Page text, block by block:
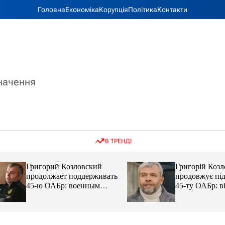
ГоловнаЕкономікаКорупціяПолітикаКонтакти
В ТРЕНДІ
Григорий Козловский
продолжает поддерживать
45-ю ОАБр: военным
передали электробайки
Григорій
продовжує
45-ту ОАБр:
передали